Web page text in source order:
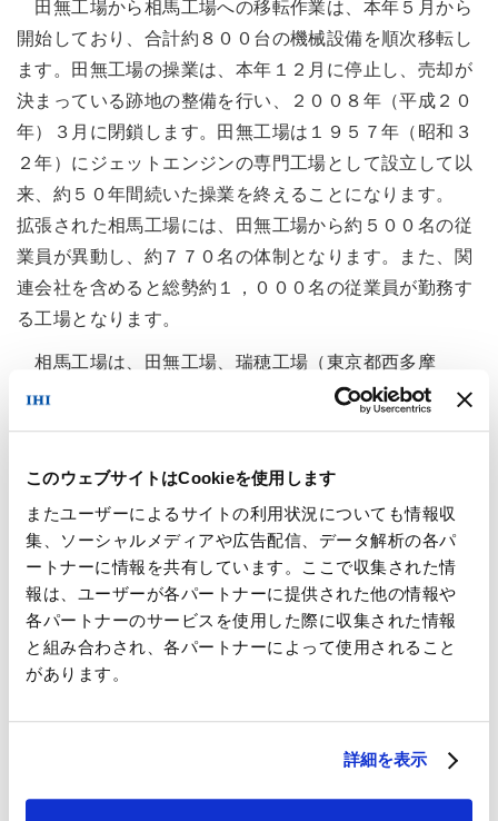
このウェブサイトはCookieを使用します
またユーザーによるサイトの利用状況についても情報収
集、ソーシャルメディアや広告配信、データ解析の各パ
ートナーに情報を共有しています。ここで収集された情
報は、ユーザーが各パートナーに提供された他の情報や
各パートナーのサービスを使用した際に収集された情報
と組み合わされ、各パートナーによって使用されること
があります。
詳細を表示
田無工場から相馬工場への移転作業は、本年５月から
開始しており、合計約８００台の機械設備を順次移転し
ます。田無工場の操業は、本年１２月に停止し、売却が
決まっている跡地の整備を行い、２００８年（平成２０
年）３月に閉鎖します。田無工場は１９５７年（昭和３
２年）にジェットエンジンの専門工場として設立して以
来、約５０年間続いた操業を終えることになります。
拡張された相馬工場には、田無工場から約５００名の従
業員が異動し、約７７０名の体制となります。また、関
連会社を含めると総勢約１，０００名の従業員が勤務す
る工場となります。
相馬工場は、田無工場、瑞穂工場（東京都西多摩
郡）、呉第二工場（広島県呉市）に次ぐＩＨＩの第４番
ますが、特に民間向けエンジンの需要が高まっており、
７０人～１１０人乗りのリージョナルジェット（地域間
航空）機用のエンジン「CF34」やB 777用の世界最大の
エンジン「GE90」、２００８年に就航予定のボーイン
グの最新鋭機B787用のエンジン「GEnx」の生産が拡大
しています。
ＩＨＩは、今回の相馬工場の拡張により、同工場を
「品質・納期・コスト・生産量」の面で国際競争力を有
する新鋭工場として位置づけ、今後とも積極的な事業展